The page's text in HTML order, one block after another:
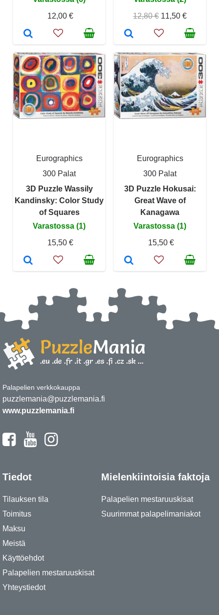
12,00 €
12,80 € 11,50 €
Eurographics
300 Palat
3D Puzzle Wassily
Kandinsky: Color Study
of Squares
Varastossa (1)
15,50 €
Eurographics
300 Palat
3D Puzzle Hokusai:
Great Wave of
Kanagawa
Varastossa (1)
15,50 €
Palapelien verkkokauppa
puzzlemania@puzzlemania.fi
www.puzzlemania.fi
Tiedot
Tilauksen tila
Toimitus
Maksu
Meistä
Käyttöehdot
Palapelien mestaruuskisat
Yhteystiedot
Mielenkiintoisia faktoja
Palapelien mestaruuskisat
Suurimmat palapelimaniakot